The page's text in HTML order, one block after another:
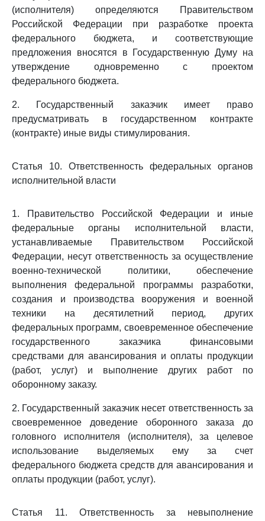
(исполнителя) определяются Правительством
Российской Федерации при разработке проекта
федерального бюджета, и соответствующие
предложения вносятся в Государственную Думу на
утверждение одновременно с проектом
федерального бюджета.
2. Государственный заказчик имеет право
предусматривать в государственном контракте
(контракте) иные виды стимулирования.
Статья 10. Ответственность федеральных органов
исполнительной власти
1. Правительство Российской Федерации и иные
федеральные органы исполнительной власти,
устанавливаемые Правительством Российской
Федерации, несут ответственность за осуществление
военно-технической политики, обеспечение
выполнения федеральной программы разработки,
создания и производства вооружения и военной
техники на десятилетний период, других
федеральных программ, своевременное обеспечение
государственного заказчика финансовыми
средствами для авансирования и оплаты продукции
(работ, услуг) и выполнение других работ по
оборонному заказу.
2. Государственный заказчик несет ответственность за
своевременное доведение оборонного заказа до
головного исполнителя (исполнителя), за целевое
использование выделяемых ему за счет
федерального бюджета средств для авансирования и
оплаты продукции (работ, услуг).
Статья 11. Ответственность за невыполнение